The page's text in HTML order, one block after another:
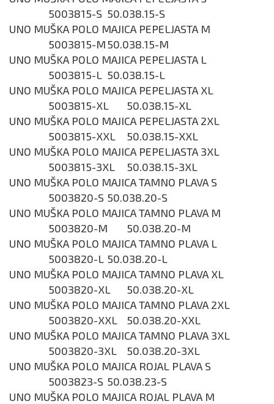
5003815-S 50.038.15-S
UNO MUŠKA POLO MAJICA PEPELJASTA M
5003815-M50.038.15-M
UNO MUŠKA POLO MAJICA PEPELJASTA L
5003815-L 50.038.15-L
UNO MUŠKA POLO MAJICA PEPELJASTA XL
5003815-XL
50.038.15-XL
UNO MUŠKA POLO MAJICA PEPELJASTA 2XL
5003815-XXL
50.038.15-XXL
UNO MUŠKA POLO MAJICA PEPELJASTA 3XL
5003815-3XL
50.038.15-3XL
UNO MUŠKA POLO MAJICA TAMNO PLAVA S
5003820-S 50.038.20-S
UNO MUŠKA POLO MAJICA TAMNO PLAVA M
5003820-M
50.038.20-M
UNO MUŠKA POLO MAJICA TAMNO PLAVA L
5003820-L 50.038.20-L
UNO MUŠKA POLO MAJICA TAMNO PLAVA XL
5003820-XL
50.038.20-XL
UNO MUŠKA POLO MAJICA TAMNO PLAVA 2XL
5003820-XXL
50.038.20-XXL
UNO MUŠKA POLO MAJICA TAMNO PLAVA 3XL
5003820-3XL
50.038.20-3XL
UNO MUŠKA POLO MAJICA ROJAL PLAVA S
5003823-S 50.038.23-S
UNO MUŠKA POLO MAJICA ROJAL PLAVA M